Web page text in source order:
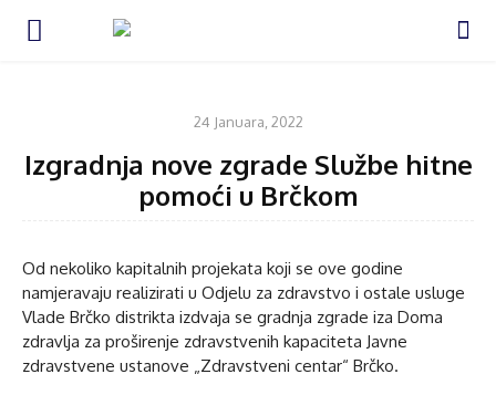
24 Januara, 2022
Izgradnja nove zgrade Službe hitne
pomoći u Brčkom
Od nekoliko kapitalnih projekata koji se ove godine
namjeravaju realizirati u Odjelu za zdravstvo i ostale usluge
Vlade Brčko distrikta izdvaja se gradnja zgrade iza Doma
zdravlja za proširenje zdravstvenih kapaciteta Javne
zdravstvene ustanove „Zdravstveni centar“ Brčko.